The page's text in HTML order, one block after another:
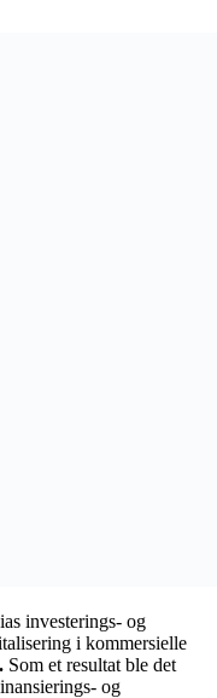
investerings- og
i kommersielle
Som et resultat ble det
og